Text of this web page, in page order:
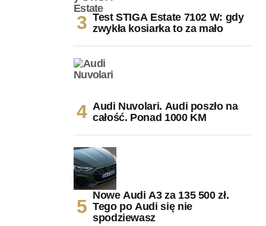
Test STIGA Estate 7102 W: gdy
zwykła kosiarka to za mało
Audi Nuvolari. Audi poszło na
całość. Ponad 1000 KM
Nowe Audi A3 za 135 500 zł.
Tego po Audi się nie
spodziewasz